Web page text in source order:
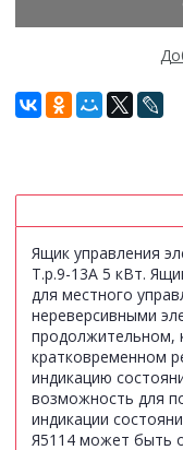
Ящик управления
Т.р.9-13А 5 кВт.
для местного
нереверсивными
продолжительном,
кратковременном
индикацию
возможность для
индикации
Я5114 может быть